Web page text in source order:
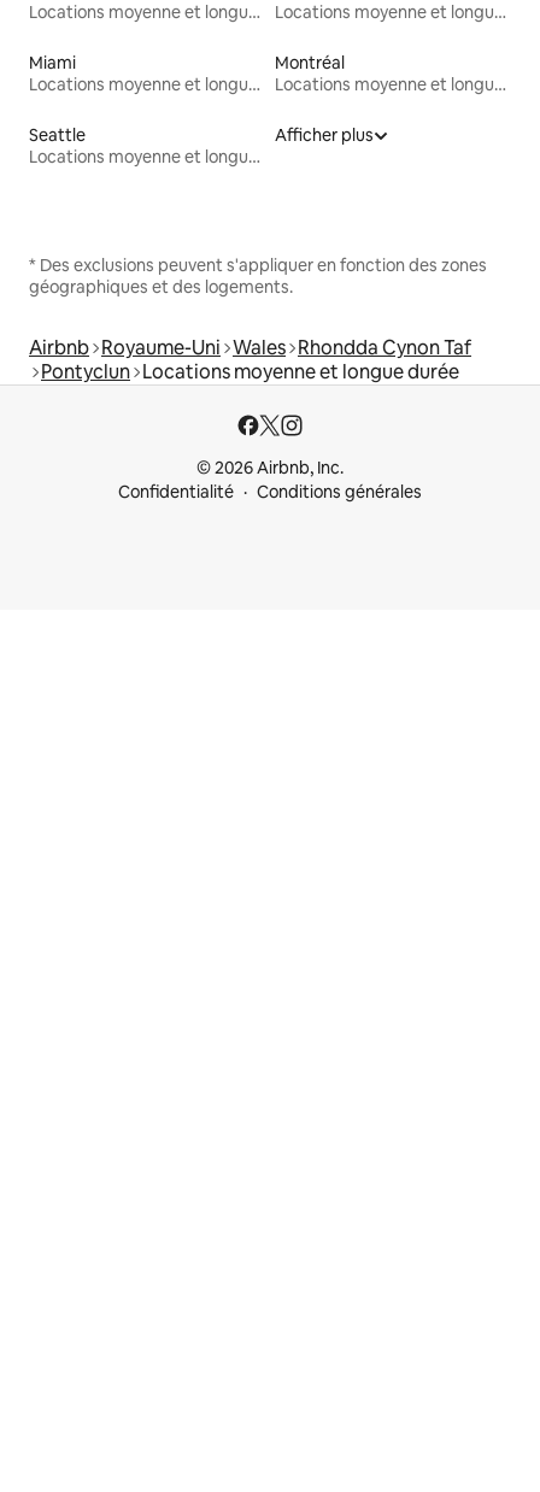
Locations moyenne et longue durée
Locations moyenne et longue durée
Miami
Locations moyenne et longue durée
Montréal
Locations moyenne et longue durée
Seattle
Locations moyenne et longue durée
Afficher plus
* Des exclusions peuvent s'appliquer en fonction des zones
géographiques et des logements.
Airbnb Royaume-Uni Wales Rhondda Cynon Taf
Pontyclun Locations moyenne et longue durée
© 2026 Airbnb, Inc.
Confidentialité
Conditions générales